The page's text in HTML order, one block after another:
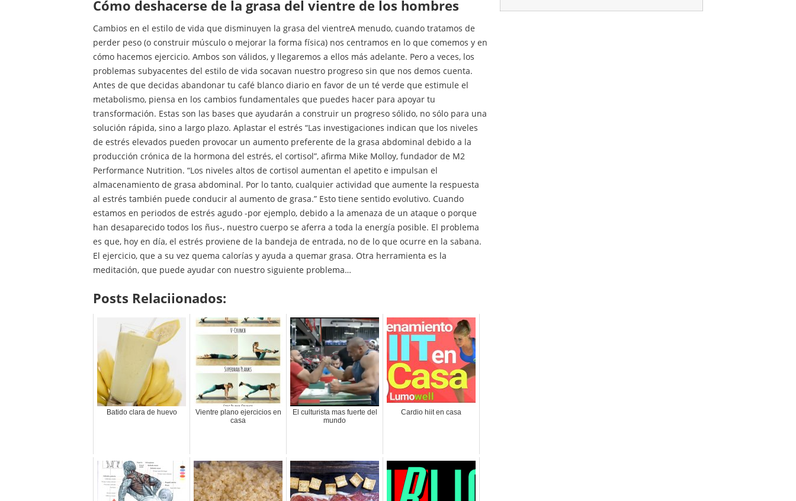
cómo deshacerse de la grasa del vientre de los hombres
Cambios en el estilo de vida que disminuyen la grasa del vientreA menudo, cuando tratamos de
perder peso (o construir músculo o mejorar la forma física) nos centramos en lo que comemos y en
cómo hacemos ejercicio. Ambos son válidos, y llegaremos a ellos más adelante. Pero a veces, los
problemas subyacentes del estilo de vida socavan nuestro progreso sin que nos demos cuenta.
Antes de que decidas abandonar tu café blanco diario en favor de un té verde que estimule el
metabolismo, piensa en los cambios fundamentales que puedes hacer para apoyar tu
transformación. Estas son las bases que ayudarán a construir un progreso sólido, no sólo para una
solución rápida, sino a largo plazo. Aplastar el estrés “Las investigaciones indican que los niveles
de estrés elevados pueden provocar un aumento preferente de la grasa abdominal debido a la
producción crónica de la hormona del estrés, el cortisol”, afirma Mike Molloy, fundador de M2
Performance Nutrition. “Los niveles altos de cortisol aumentan el apetito e impulsan el
almacenamiento de grasa abdominal. Por lo tanto, cualquier actividad que aumente la respuesta
al estrés también puede conducir al aumento de grasa.” Esto tiene sentido evolutivo. Cuando
estamos en periodos de estrés agudo -por ejemplo, debido a la amenaza de un ataque o porque
han desaparecido todos los ñus-, nuestro cuerpo se aferra a toda la energía posible. El problema
es que, hoy en día, el estrés proviene de la bandeja de entrada, no de lo que ocurre en la sabana.
El ejercicio, que a su vez quema calorías y ayuda a quemar grasa. Otra herramienta es la
meditación, que puede ayudar con nuestro siguiente problema…
Posts Relaciionados:
Batido clara de huevo
Vientre plano ejercicios en
casa
El culturista mas fuerte del
mundo
Cardio hiit en casa